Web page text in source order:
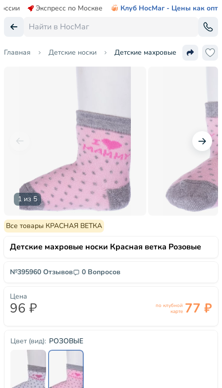
Экспресс по Москве Клуб НосМаг - Цены как опт
Главная Детские носки Детские махровые носки
1 из 5
Все товары КРАСНАЯ ВЕТКА
Детские махровые носки Красная ветка Розовые
№395960 Отзывов 0 Вопросов
Цвет (вид): РОЗОВЫЕ
Цена
96 ₽
по клубной
карте 77 ₽